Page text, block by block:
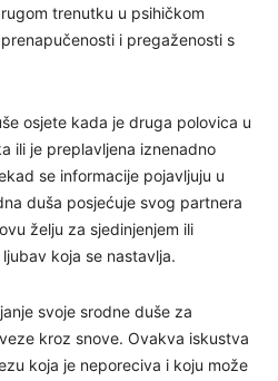
trenutku u psihičkom
i pregaženosti s
osjete kada je druga polovica u
ili je preplavljena iznenadno
se informacije pojavljuju u
duša posjećuje svog partnera
želju za sjedinjenjem ili
koja se nastavlja.
svoje srodne duše za
kroz snove. Ovakva iskustva
koja je neporeciva i koju može